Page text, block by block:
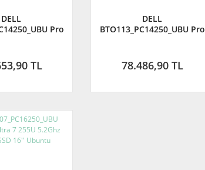
DELL
Pro
UbuntuTL
DELL
BTO113_PC14250_UBU Pro
FHD Ubuntu
78.486,90 TL